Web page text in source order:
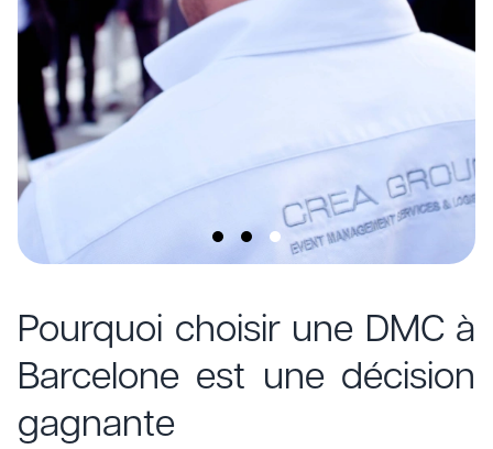
Pourquoi choisir une DMC à
Barcelone est une décision
gagnante